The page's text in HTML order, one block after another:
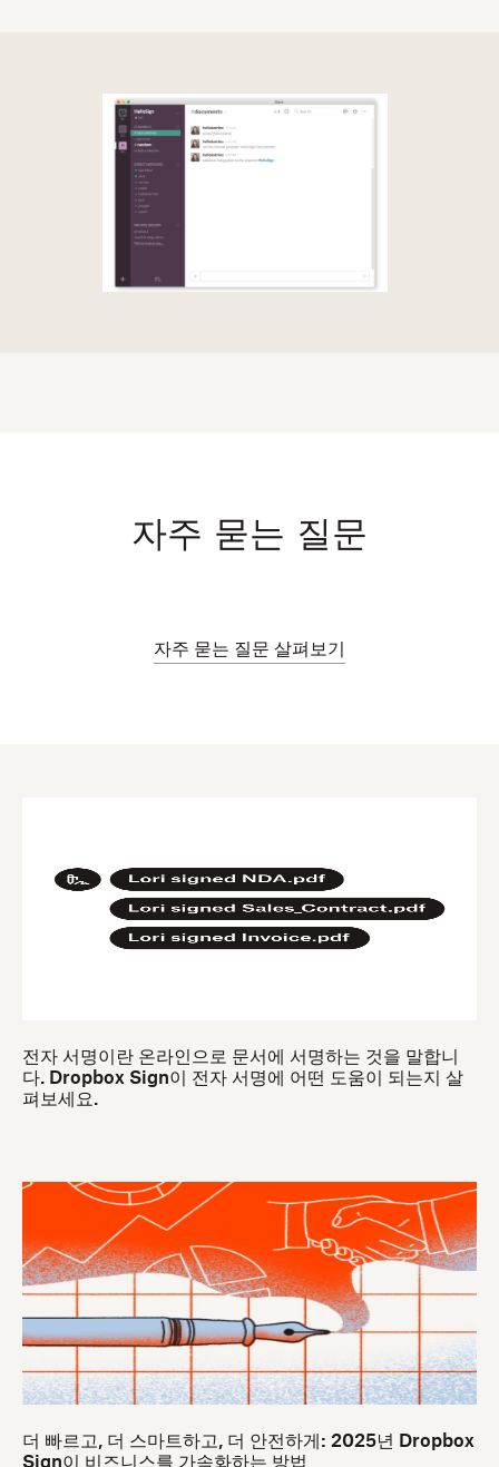
자주 묻는 질문
자주 묻는 질문 살펴보기
전자 서명이란 온라인으로 문서에 서명하는 것을 말합니
다. Dropbox Sign이 전자 서명에 어떤 도움이 되는지 살
펴보세요.
더 빠르고, 더 스마트하고, 더 안전하게: 2025년 Dropbox
Sign이 비즈니스를 가속화하는 방법